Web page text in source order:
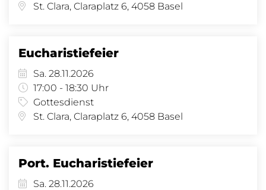
St. Clara, Claraplatz 6, 4058 Basel
Eucharistiefeier
Sa. 28.11.2026
17:00 - 18:30 Uhr
Gottesdienst
St. Clara, Claraplatz 6, 4058 Basel
Port. Eucharistiefeier
Sa. 28.11.2026